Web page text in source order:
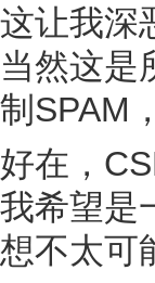
这让我深
当然这是
制SPAM
好在，
我希望是
想不太可